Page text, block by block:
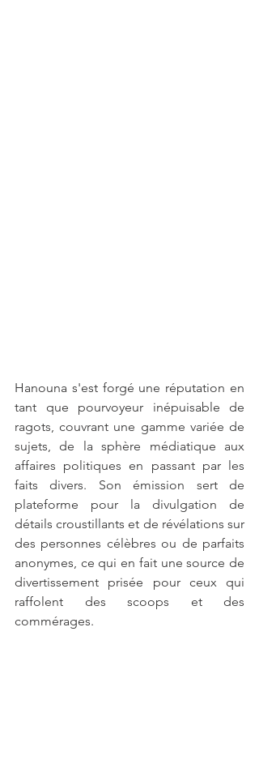
Hanouna s'est forgé une réputation en
tant que pourvoyeur inépuisable de
ragots, couvrant une gamme variée de
sujets, de la sphère médiatique aux
affaires politiques en passant par les
faits divers. Son émission sert de
plateforme pour la divulgation de
détails croustillants et de révélations sur
des personnes célèbres ou de parfaits
anonymes, ce qui en fait une source de
divertissement prisée pour ceux qui
raffolent des scoops et des
commérages.